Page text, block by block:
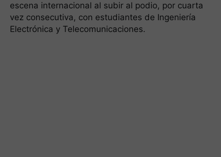
escena internacional al subir al podio, por cuarta
vez consecutiva, con estudiantes de Ingeniería
Electrónica y Telecomunicaciones.